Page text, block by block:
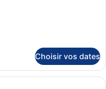
Choisir vos dates
Minibar, coffres-forts dans les